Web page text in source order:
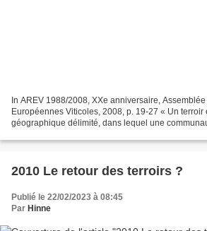
In AREV 1988/2008, XXe anniversaire,
Européennes Viticoles, 2008, p. 19-27 « Un terroir
géographique délimité, dans lequel une
2010 Le retour des terroirs ?
Publié le 22/02/2023 à 08:45
Par Hinne